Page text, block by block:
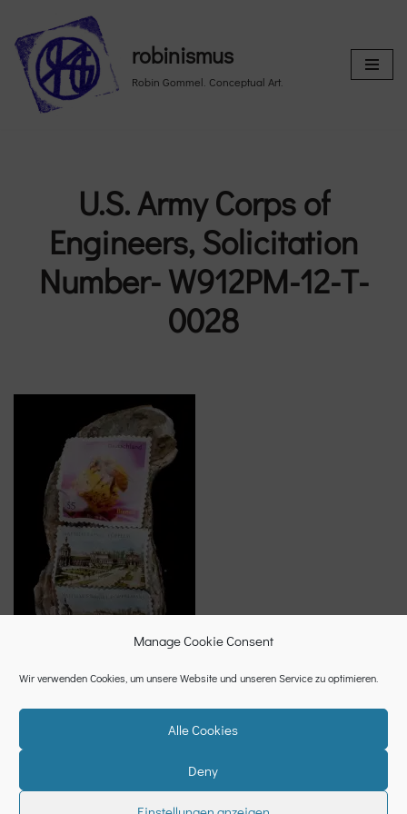
Manage Cookie Consent
Wir verwenden Cookies, um unsere Website und unseren Service zu optimieren.
Alle Cookies
Deny
Skip
to
content
robinismus
Robin Gommel. Conceptual Art.
U.S. Army Corps of
Engineers, Solicitation
Number- W912PM-12-T-
0028